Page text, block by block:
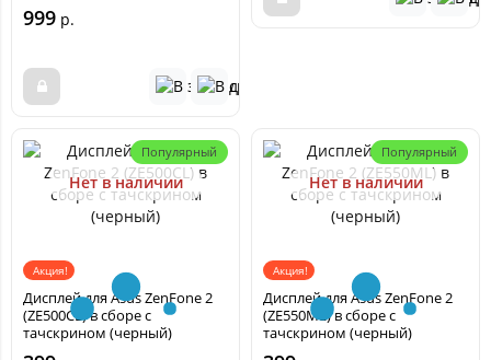
999 р.
Популярный
Нет в наличии
Акция!
Дисплей для Asus ZenFone 2
(ZE500CL) в сборе с
тачскрином (черный)
Популярный
Нет в наличии
Акция!
Дисплей для Asus ZenFone 2
(ZE550ML) в сборе с
тачскрином (черный)